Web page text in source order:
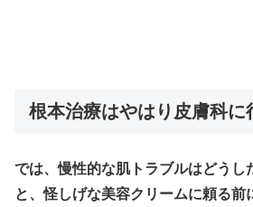
根本治療はやはり皮膚科に
では、慢性的な肌トラブルはどうし
と、怪しげな美容クリームに頼る前